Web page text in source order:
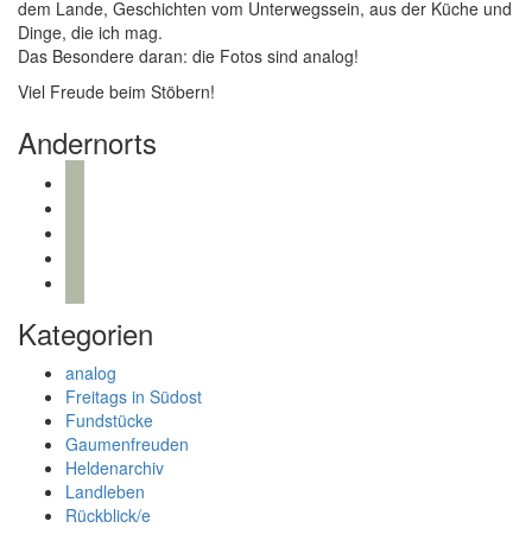
dem Lande, Geschichten vom Unterwegssein, aus der Küche und
Dinge, die ich mag.
Das Besondere daran: die Fotos sind analog!
Viel Freude beim Stöbern!
Andernorts
Kategorien
analog
Freitags in Südost
Fundstücke
Gaumenfreuden
Heldenarchiv
Landleben
Rückblick/e